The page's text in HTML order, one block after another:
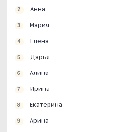
2 Анна
3 Мария
4 Елена
5 Дарья
6 Алина
7 Ирина
8 Екатерина
9 Арина